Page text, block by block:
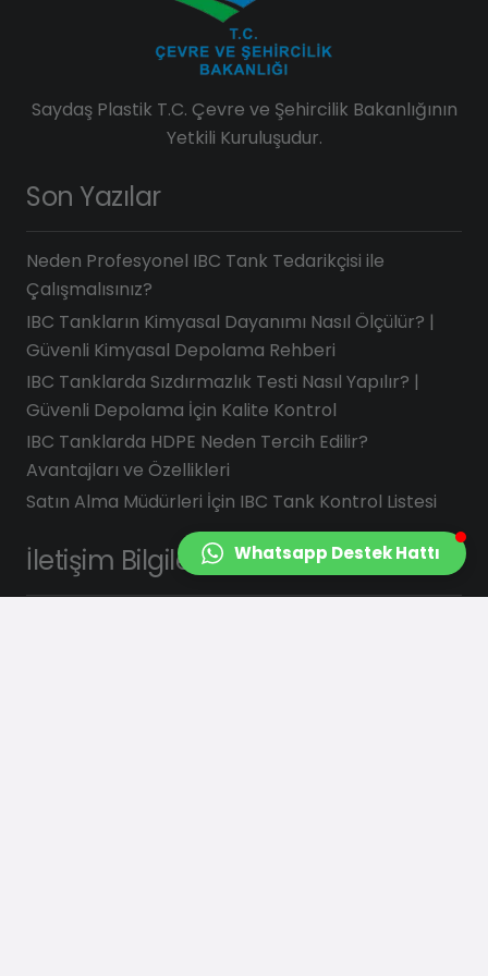
Saydaş Plastik T.C. Çevre ve Şehircilik Bakanlığının
Yetkili Kuruluşudur.
Son Yazılar
Neden Profesyonel IBC Tank Tedarikçisi ile
Çalışmalısınız?
IBC Tankların Kimyasal Dayanımı Nasıl Ölçülür? |
Güvenli Kimyasal Depolama Rehberi
IBC Tanklarda Sızdırmazlık Testi Nasıl Yapılır? |
Güvenli Depolama İçin Kalite Kontrol
IBC Tanklarda HDPE Neden Tercih Edilir?
Avantajları ve Özellikleri
Satın Alma Müdürleri İçin IBC Tank Kontrol Listesi
İletişim BilgilerimizWhatsapp Destek Hattı